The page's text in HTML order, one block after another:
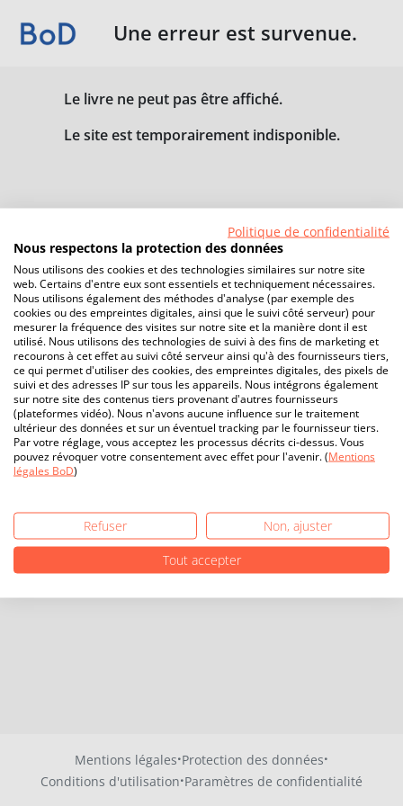
Une erreur est survenue.
Le livre ne peut pas être affiché.
Le site est temporairement indisponible.
Mentions légales·Protection des données·
Conditions d'utilisation·Paramètres de confidentialité
Politique de confidentialité
Nous respectons la protection des données
Nous utilisons des cookies et des technologies similaires sur notre site
web. Certains d'entre eux sont essentiels et techniquement nécessaires.
Nous utilisons également des méthodes d'analyse (par exemple des
cookies ou des empreintes digitales, ainsi que le suivi côté serveur) pour
mesurer la fréquence des visites sur notre site et la manière dont il est
utilisé. Nous utilisons des technologies de suivi à des fins de marketing et
recourons à cet effet au suivi côté serveur ainsi qu'à des fournisseurs tiers,
ce qui permet d'utiliser des cookies, des empreintes digitales, des pixels de
suivi et des adresses IP sur tous les appareils. Nous intégrons également
sur notre site des contenus tiers provenant d'autres fournisseurs
(plateformes vidéo). Nous n'avons aucune influence sur le traitement
ultérieur des données et sur un éventuel tracking par le fournisseur tiers.
Par votre réglage, vous acceptez les processus décrits ci-dessus. Vous
pouvez révoquer votre consentement avec effet pour l'avenir. (Mentions
légales BoD)
Refuser
Non, ajuster
Tout accepter